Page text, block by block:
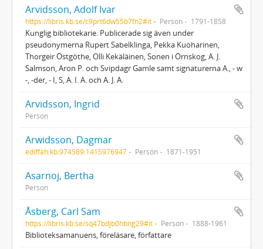
Arvidsson, Adolf Ivar
https://libris.kb.se/c9prt6dw55b7fn2#it Person 1791-1858
Kunglig bibliotekarie. Publicerade sig även under
pseudonymerna Rupert Sabelklinga, Pekka Kuoharinen,
Thorgeir Östgöthe, Olli Kekäläinen, Sonen i Örnskog, A. J.
Salmson, Aron P. och Svipdagr Gamle samt signaturerna A., - w
-, -der, - I, S, A. I. A. och A. J. A.
Arvidsson, Ingrid
Person
Arwidsson, Dagmar
ediffah:kb:974589:1415976947 Person 1871-1951
Asarnoj, Bertha
Person
Åsberg, Carl Sam
https://libris.kb.se/sq47bdjb0hbng29#it Person 1888-1961
Biblioteksamanuens, föreläsare, författare